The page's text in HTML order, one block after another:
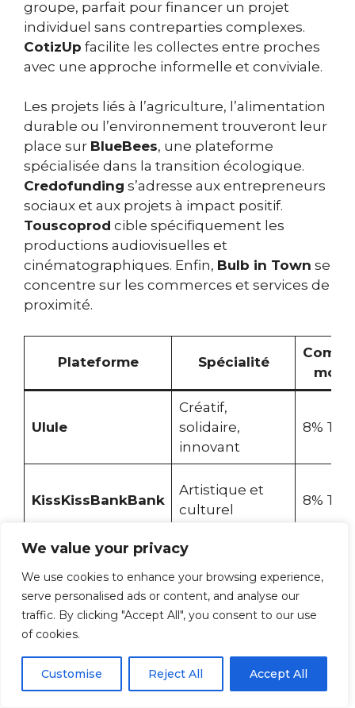
We value your privacy
We use cookies to enhance your browsing experience,
serve personalised ads or content, and analyse our
traffic. By clicking "Accept All", you consent to our use
of cookies.
Customise Reject All Accept All
groupe, parfait pour financer un projet
individuel sans contreparties complexes.
CotizUp facilite les collectes entre proches
avec une approche informelle et conviviale.
Les projets liés à l’agriculture, l’alimentation
durable ou l’environnement trouveront leur
place sur BlueBees, une plateforme
spécialisée dans la transition écologique.
Credofunding s’adresse aux entrepreneurs
sociaux et aux projets à impact positif.
Touscoprod cible spécifiquement les
productions audiovisuelles et
cinématographiques. Enfin, Bulb in Town se
concentre sur les commerces et services de
proximité.
Plateforme Spécialité
Ulule
Créatif,
solidaire,
innovant
8% TTC
KissKissBankBank
Artistique et
culturel
8% TTC
HelloAsso
solidaire
libre
Leetchi
personnelles